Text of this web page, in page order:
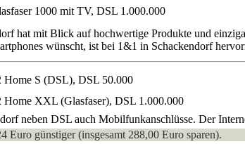
1000 mit TV, DSL 1.000.000
hat mit Blick auf hochwertige Produkte und
wünscht, ist bei 1&1 in Schackendorf
Home S (DSL), DSL 50.000
Home XXL (Glasfaser), DSL 1.000.000
neben DSL auch Mobilfunkanschlüsse. Der
Euro günstiger (insgesamt 288,00 Euro sparen).